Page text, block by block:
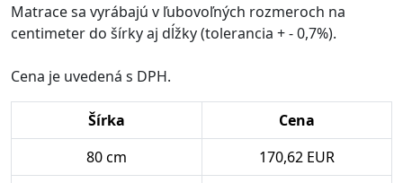
Matrace sa vyrábajú v ľubovoľných rozmeroch na
centimeter do šírky aj dĺžky (tolerancia + - 0,7%).
Cena je uvedená s DPH.
Šírka
Cena
80 cm
170,62 EUR